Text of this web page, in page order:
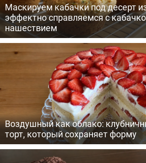
Маскируем кабачки под десерт
эффектно справляемся с
нашествием
Воздушный как облако:
торт, который сохраняет форму